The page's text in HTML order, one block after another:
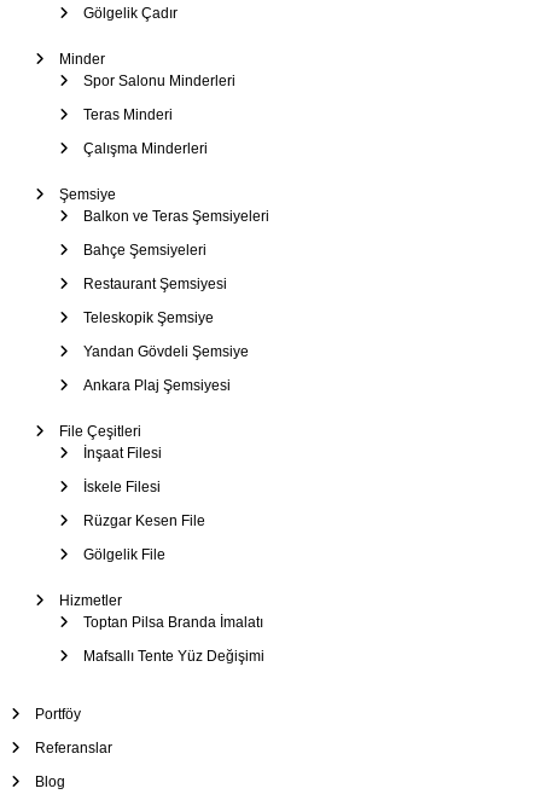
Gölgelik Çadır
Minder
Spor Salonu Minderleri
Teras Minderi
Çalışma Minderleri
Şemsiye
Balkon ve Teras Şemsiyeleri
Bahçe Şemsiyeleri
Restaurant Şemsiyesi
Teleskopik Şemsiye
Yandan Gövdeli Şemsiye
Ankara Plaj Şemsiyesi
File Çeşitleri
İnşaat Filesi
İskele Filesi
Rüzgar Kesen File
Gölgelik File
Hizmetler
Toptan Pilsa Branda İmalatı
Mafsallı Tente Yüz Değişimi
Portföy
Referanslar
Blog